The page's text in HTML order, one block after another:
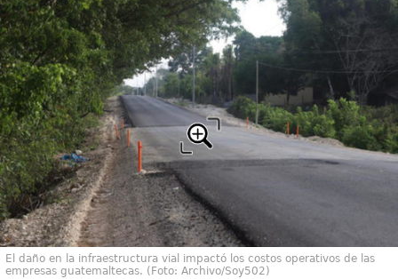
El daño en la infraestructura vial impactó los costos operativos de las
empresas guatemaltecas. (Foto: Archivo/Soy502)